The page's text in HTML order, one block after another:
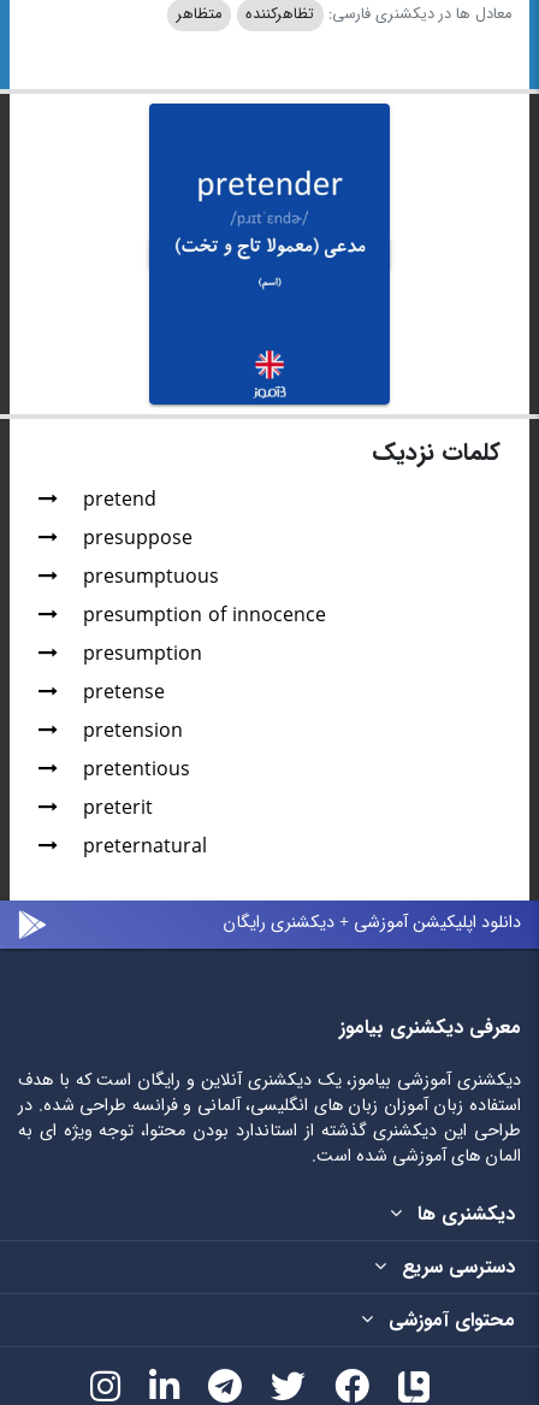
معادل ها در دیکشنری فارسی: تظاهرکننده متظاهر
کلمات نزدیک
pretend
presuppose
presumptuous
presumption of innocence
presumption
pretense
pretension
pretentious
preterit
preternatural
دانلود اپلیکیشن آموزشی + دیکشنری رایگان
معرفی دیکشنری بیاموز
دیکشنری آموزشی بیاموز، یک دیکشنری آنلاین و رایگان است که با هدف
استفاده زبان آموزان زبان های انگلیسی، آلمانی و فرانسه طراحی شده. در
طراحی این دیکشنری گذشته از استاندارد بودن محتوا، توجه ویژه ای به
المان های آموزشی شده است.
دیکشنری ها
دسترسی سریع
محتوای آموزشی